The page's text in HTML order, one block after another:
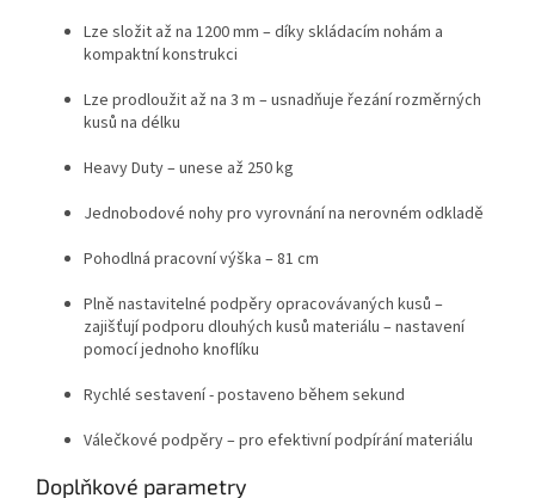
Lze složit až na 1200 mm – díky skládacím nohám a
kompaktní konstrukci
Lze prodloužit až na 3 m – usnadňuje řezání rozměrných
kusů na délku
Heavy Duty – unese až 250 kg
Jednobodové nohy pro vyrovnání na nerovném odkladě
Pohodlná pracovní výška – 81 cm
Plně nastavitelné podpěry opracovávaných kusů –
zajišťují podporu dlouhých kusů materiálu – nastavení
pomocí jednoho knoflíku
Rychlé sestavení - postaveno během sekund
Válečkové podpěry – pro efektivní podpírání materiálu
Doplňkové parametry